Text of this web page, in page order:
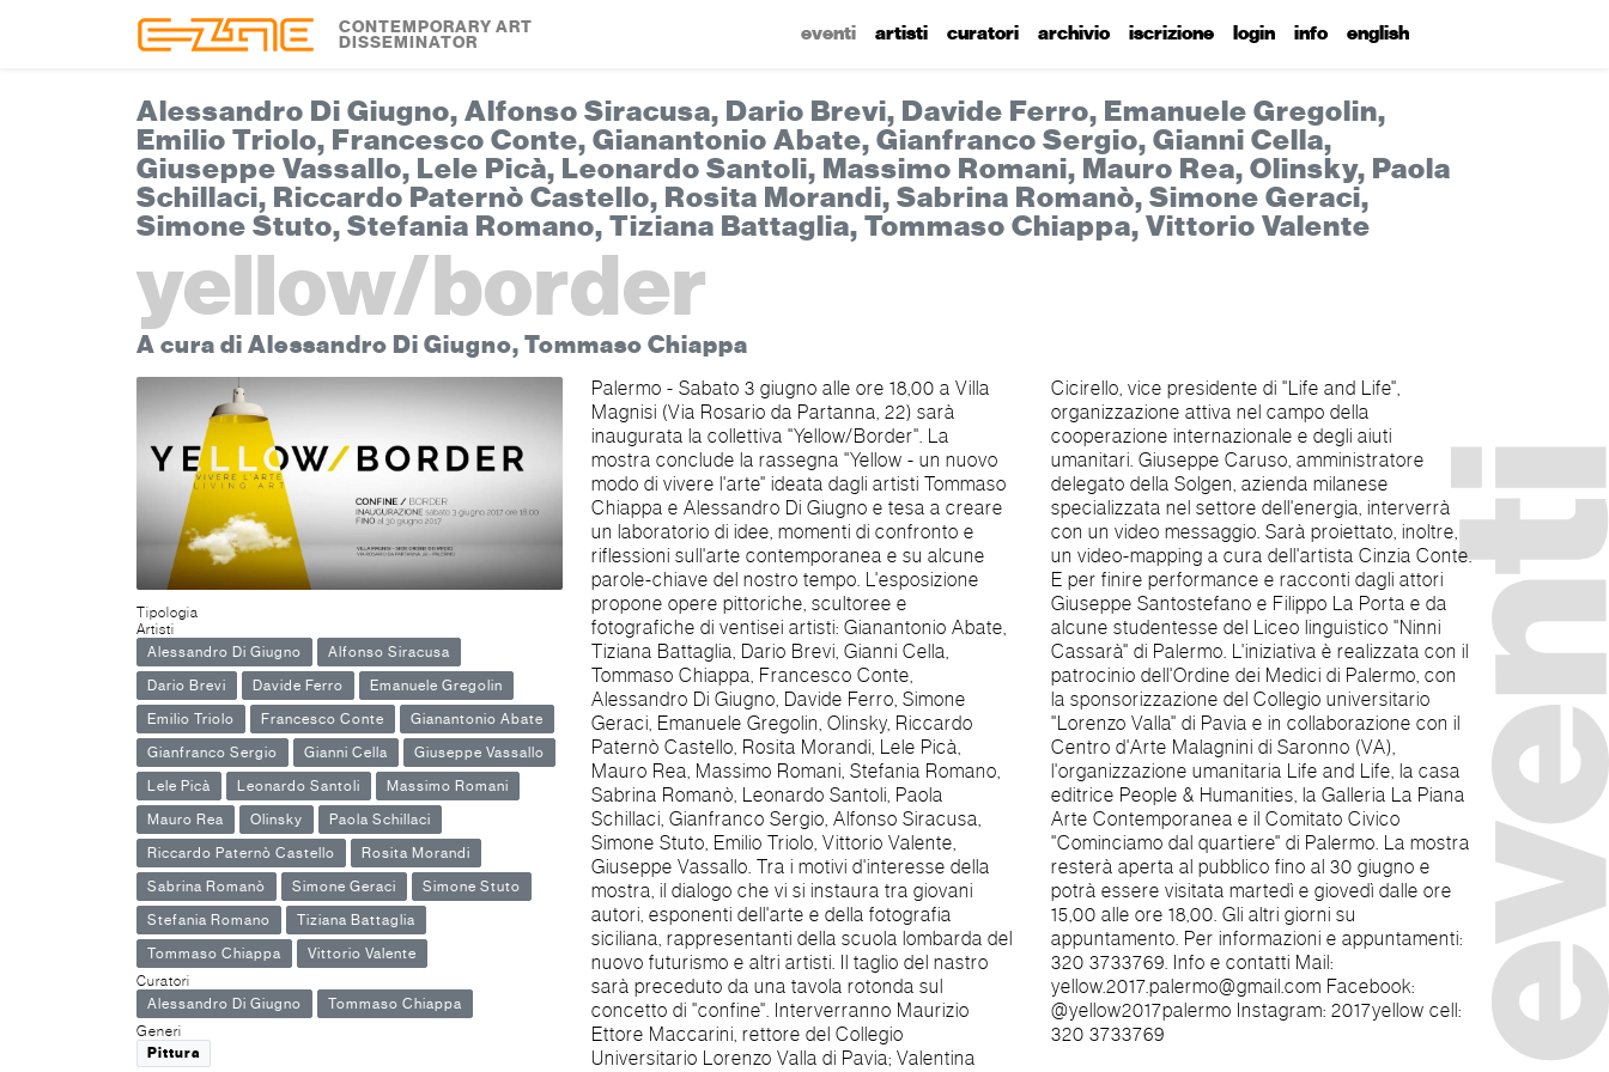
CONTEMPORARY ART
DISSEMINATOR eventi artisti curatori archivio iscrizione login info english
Alessandro Di Giugno, Alfonso Siracusa, Dario Brevi, Davide Ferro, Emanuele Gregolin,
Emilio Triolo, Francesco Conte, Gianantonio Abate, Gianfranco Sergio, Gianni Cella,
Giuseppe Vassallo, Lele Picà, Leonardo Santoli, Massimo Romani, Mauro Rea, Olinsky, Paola
Schillaci, Riccardo Paternò Castello, Rosita Morandi, Sabrina Romanò, Simone Geraci,
Simone Stuto, Stefania Romano, Tiziana Battaglia, Tommaso Chiappa, Vittorio Valente
yellow/border
A cura di Alessandro Di Giugno, Tommaso Chiappa
Tipologia
Artisti
Alessandro Di Giugno
Alfonso Siracusa
Dario Brevi
Davide Ferro
Emanuele Gregolin
Emilio Triolo
Francesco Conte
Gianantonio Abate
Gianfranco Sergio
Gianni Cella
Giuseppe Vassallo
Lele Picà
Leonardo Santoli
Massimo Romani
Mauro Rea
Olinsky
Paola Schillaci
Riccardo Paternò Castello
Rosita Morandi
Sabrina Romanò
Simone Geraci
Simone Stuto
Stefania Romano
Tiziana Battaglia
Tommaso Chiappa
Vittorio Valente
Curatori
Alessandro Di Giugno
Tommaso Chiappa
Generi
Pittura
Palermo - Sabato 3 giugno alle ore 18,00 a Villa
Magnisi (Via Rosario da Partanna, 22) sarà
inaugurata la collettiva "Yellow/Border". La
mostra conclude la rassegna "Yellow - un nuovo
modo di vivere l'arte" ideata dagli artisti Tommaso
Chiappa e Alessandro Di Giugno e tesa a creare
un laboratorio di idee, momenti di confronto e
riflessioni sull'arte contemporanea e su alcune
parole-chiave del nostro tempo. L'esposizione
propone opere pittoriche, scultoree e
fotografiche di ventisei artisti: Gianantonio Abate,
Tiziana Battaglia, Dario Brevi, Gianni Cella,
Tommaso Chiappa, Francesco Conte,
Alessandro Di Giugno, Davide Ferro, Simone
Geraci, Emanuele Gregolin, Olinsky, Riccardo
Paternò Castello, Rosita Morandi, Lele Picà,
Mauro Rea, Massimo Romani, Stefania Romano,
Sabrina Romanò, Leonardo Santoli, Paola
Schillaci, Gianfranco Sergio, Alfonso Siracusa,
Simone Stuto, Emilio Triolo, Vittorio Valente,
Giuseppe Vassallo. Tra i motivi d'interesse della
mostra, il dialogo che vi si instaura tra giovani
autori, esponenti dell'arte e della fotografia
siciliana, rappresentanti della scuola lombarda del
nuovo futurismo e altri artisti. Il taglio del nastro
sarà preceduto da una tavola rotonda sul
concetto di "confine". Interverranno Maurizio
Ettore Maccarini, rettore del Collegio
Universitario Lorenzo Valla di Pavia; Valentina
Cicirello, vice presidente di "Life and Life",
organizzazione attiva nel campo della
cooperazione internazionale e degli aiuti
umanitari. Giuseppe Caruso, amministratore
delegato della Solgen, azienda milanese
specializzata nel settore dell'energia, interverrà
con un video messaggio. Sarà proiettato, inoltre,
un video-mapping a cura dell'artista Cinzia Conte.
E per finire performance e racconti dagli attori
Giuseppe Santostefano e Filippo La Porta e da
alcune studentesse del Liceo linguistico "Ninni
Cassarà" di Palermo. L'iniziativa è realizzata con il
patrocinio dell'Ordine dei Medici di Palermo, con
la sponsorizzazione del Collegio universitario
"Lorenzo Valla" di Pavia e in collaborazione con il
Centro d'Arte Malagnini di Saronno (VA),
l'organizzazione umanitaria Life and Life, la casa
editrice People & Humanities, la Galleria La Piana
Arte Contemporanea e il Comitato Civico
"Cominciamo dal quartiere" di Palermo. La mostra
resterà aperta al pubblico fino al 30 giugno e
potrà essere visitata martedì e giovedì dalle ore
15,00 alle ore 18,00. Gli altri giorni su
appuntamento. Per informazioni e appuntamenti:
320 3733769. Info e contatti Mail:
yellow.2017.palermo@gmail.com Facebook:
@yellow2017palermo Instagram: 2017yellow cell:
320 3733769